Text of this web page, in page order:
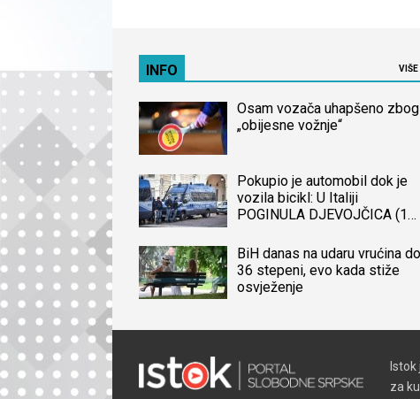
INFO VIŠE
Osam vozača uhapšeno zbog
„obijesne vožnje“
Pokupio je automobil dok je
vozila bicikl: U Italiji
POGINULA DJEVOJČICA (14)
tijela
BiH danas na udaru vrućina do
36 stepeni, evo kada stiže
osvježenje
za